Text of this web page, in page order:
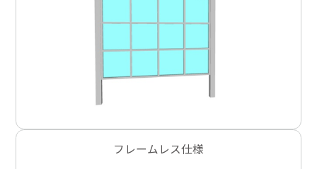
フレームレス仕様